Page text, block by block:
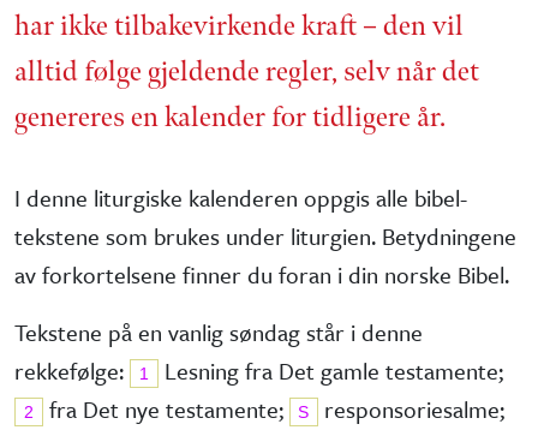
har ikke tilbake­virkende kraft – den vil
alltid følge gjeldende regler, selv når det
genereres en kalender for tidligere år.
I denne liturgiske kalenderen oppgis alle bibel­
tekstene som brukes under liturgien. Betydningene
av forkortelsene finner du foran i din norske Bibel.
Tekstene på en vanlig søndag står i denne
rekkefølge:
1 Lesning fra Det gamle testa­mente;
2 fra Det nye testa­mente; S responsorie­salme;